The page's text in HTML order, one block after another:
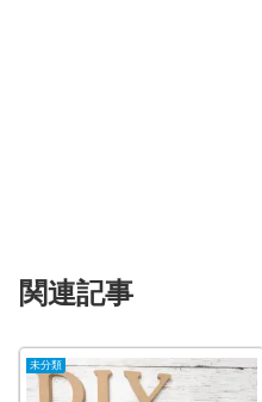
関連記事
未分類